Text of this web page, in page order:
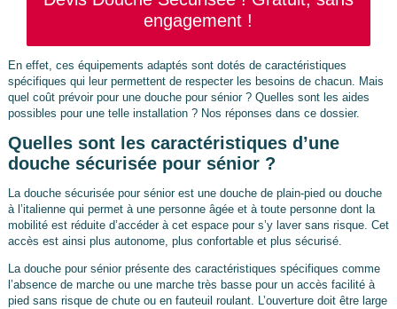
engagement !
En effet, ces équipements adaptés sont dotés de caractéristiques
spécifiques qui leur permettent de respecter les besoins de chacun. Mais
quel coût prévoir pour une douche pour sénior ? Quelles sont les aides
possibles pour une telle installation ? Nos réponses dans ce dossier.
Quelles sont les caractéristiques d’une
douche sécurisée pour sénior ?
La douche sécurisée pour sénior est une douche de plain-pied ou douche
à l’italienne qui permet à une personne âgée et à toute personne dont la
mobilité est réduite d’accéder à cet espace pour s’y laver sans risque. Cet
accès est ainsi plus autonome, plus confortable et plus sécurisé.
La douche pour sénior présente des caractéristiques spécifiques comme
l’absence de marche ou une marche très basse pour un accès facilité à
pied sans risque de chute ou en fauteuil roulant. L’ouverture doit être large